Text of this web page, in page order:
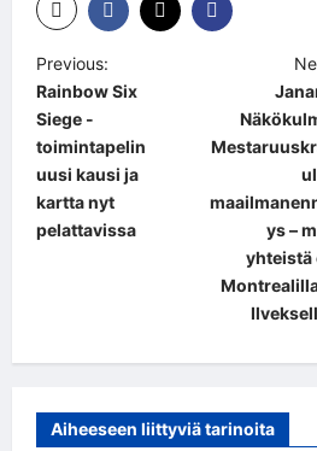
P
o
s
t
n
g
t
Previous:
Rainbow Six
Siege -
toimintapelin
uusi kausi ja
kartta nyt
pelattavissa
ys –
yhteistä
Aiheeseen liittyviä tarinoita